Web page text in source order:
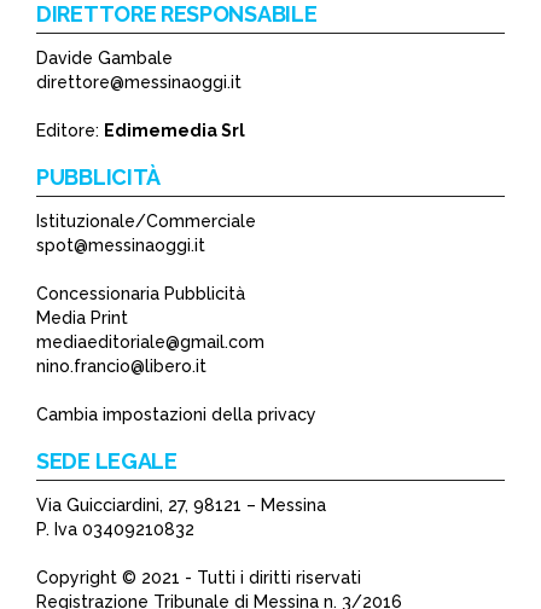
*
DIRETTORE RESPONSABILE
Davide Gambale
direttore@messinaoggi.it
Editore: Edimemedia Srl
PUBBLICITÀ
Istituzionale/Commerciale
spot@messinaoggi.it
Concessionaria Pubblicità
Media Print
mediaeditoriale@gmail.com
nino.francio@libero.it
Cambia impostazioni della privacy
SEDE LEGALE
Via Guicciardini, 27, 98121 – Messina
P. Iva 03409210832
Copyright © 2021 - Tutti i diritti riservati
Registrazione Tribunale di Messina n. 3/2016